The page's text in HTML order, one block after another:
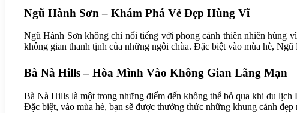
Ngũ Hành Sơn – Khám Phá Vẻ Đẹp Hùng Vĩ
Ngũ Hành Sơn không chỉ nổi tiếng với phong cảnh thiên nhiên hùng
không gian thanh tịnh của những ngôi chùa. Đặc biệt vào mùa hè,
Bà Nà Hills – Hòa Mình Vào Không Gian Lãng Mạn
Bà Nà Hills là một trong những điểm đến không thể bỏ qua khi du
Đặc biệt, vào mùa hè, bạn sẽ được thưởng thức những khung cảnh